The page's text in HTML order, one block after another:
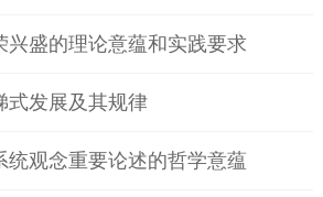
兴盛的理论意蕴和实践要求
式发展及其规律
统观念重要论述的哲学意蕴